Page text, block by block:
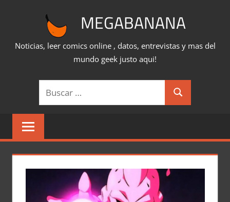
MEGABANANA
Noticias, leer comics online , datos, entrevistas y mas del
mundo geek justo aqui!
Buscar:
Buscar